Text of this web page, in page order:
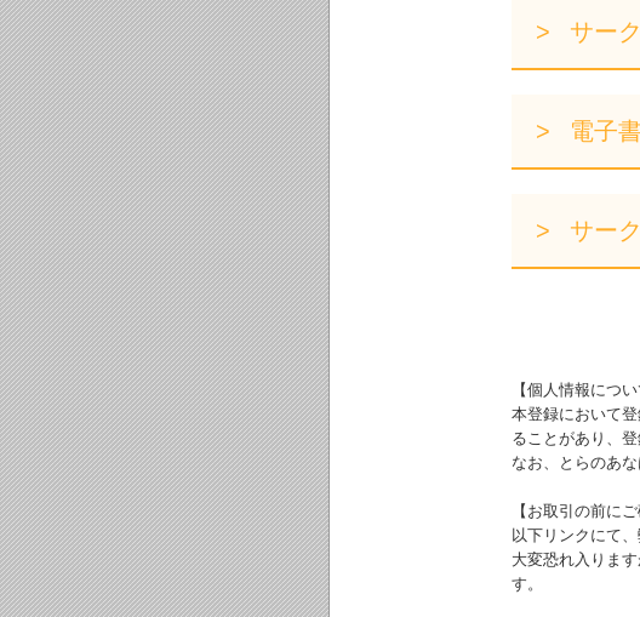
サー
電子
サー
【個人情報につい
本登録において
ることがあり、
なお、とらのあ
【お取引の前に
以下リンクにて
大変恐れ入りま
す。